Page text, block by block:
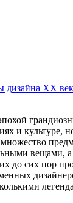
дизайна XX
и культуре,
вещами,
до сих пор